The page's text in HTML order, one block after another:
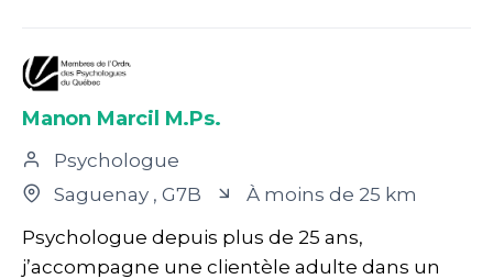
Manon Marcil M.Ps.
Psychologue
Saguenay , G7B
À moins de 25 km
Psychologue depuis plus de 25 ans,
j’accompagne une clientèle adulte dans un